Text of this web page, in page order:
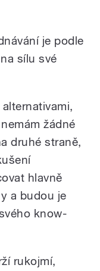
je podle
sílu své
žádné
druhé straně,
hlavně
a budou je
know-
rukojmí,